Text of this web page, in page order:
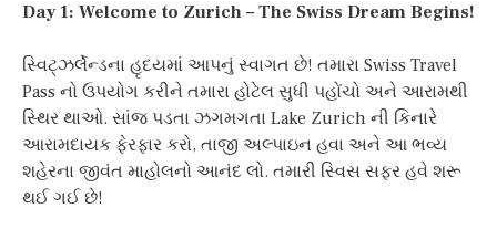
Day 1: Welcome to Zurich – The Swiss Dream Begins!
સ્વિટ્ઝર્લેન્ડના હૃદયમાં આપનું સ્વાગત છે! તમારા Swiss Travel
Pass નો ઉપયોગ કરીને તમારા હોટેલ સુધી પહોંચો અને આરામથી
સ્થિર થાઓ. સાંજ પડતા ઝગમગતા Lake Zurich ની કિનારે
આરામદાયક ફેરફાર કરો, તાજી અલ્પાઇન હવા અને આ ભવ્ય
શહેરના જીવંત માહોલનો આનંદ લો. તમારી સ્વિસ સફર હવે શરૂ
થઈ ગઈ છે!